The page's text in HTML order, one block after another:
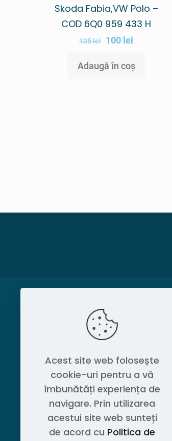
Skoda Fabia,VW Polo –
COD 6Q0 959 433 H
135lei 100 lei
Adaugă în coș
Politica de confidențialitate
Contact OEM LOGISTIC DPG
Acest site web folosește
cookie-uri pentru a vă
îmbunătăți experiența de
navigare. Prin utilizarea
acestui site web sunteți
de acord cu Politica de